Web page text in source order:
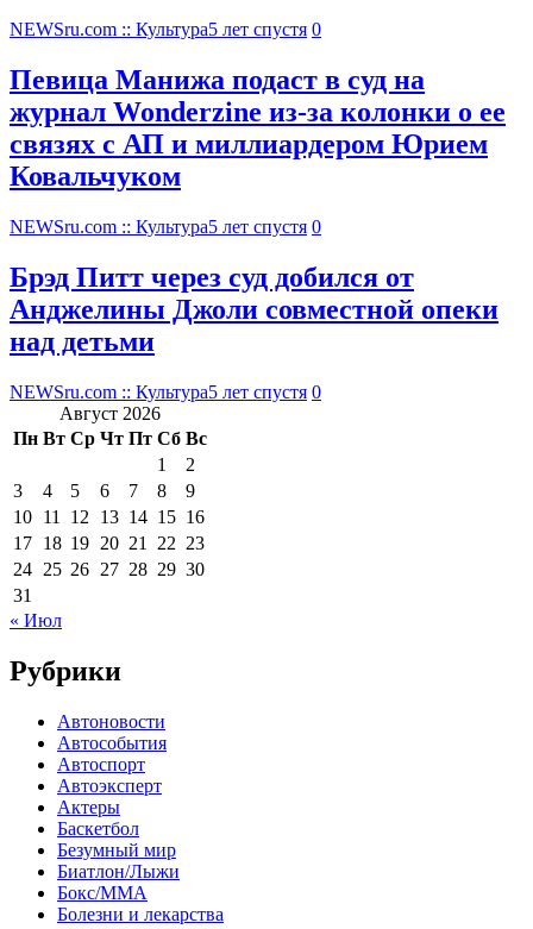
NEWSru.com :: Культура5 лет спустя 0
Певица Манижа подаст в суд на
журнал Wonderzine из-за колонки о ее
связях с АП и миллиардером Юрием
Ковальчуком
NEWSru.com :: Культура5 лет спустя 0
Брэд Питт через суд добился от
Анджелины Джоли совместной опеки
над детьми
NEWSru.com :: Культура5 лет спустя 0
Август 2026
Пн Вт Ср Чт Пт Сб Вс
1
2
3
4 5 6 7 8
9
10 11 12 13 14 15 16
17 18 19 20 21 22 23
24 25 26 27 28 29 30
31
« Июл
Рубрики
Автоновости
Автособытия
Автоспорт
Автоэксперт
Актеры
Баскетбол
Безумный мир
Биатлон/Лыжи
Бокс/MMA
Болезни и лекарства